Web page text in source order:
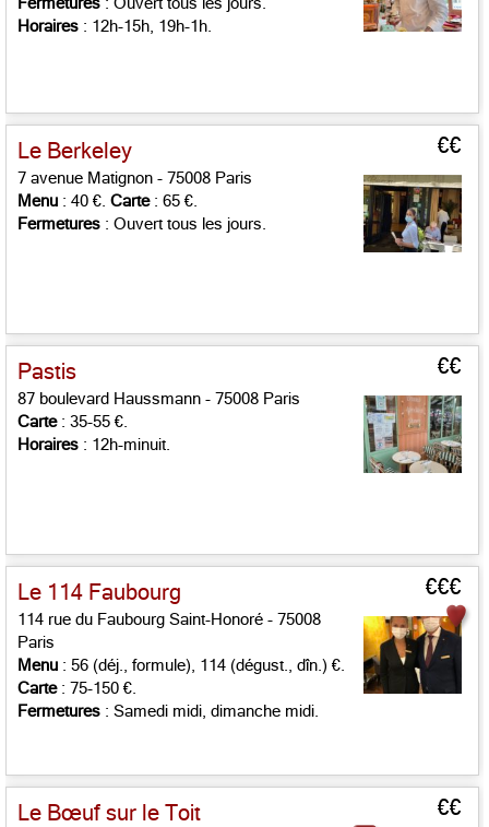
Horaires : 12h-15h, 19h-1h.
Le Berkeley €€
7 avenue Matignon - 75008 Paris
Menu : 40 €. Carte: 65 €.
Fermetures : Ouvert tous les jours.
Pastis €€
87 boulevard Haussmann - 75008 Paris
Carte: 35-55 €.
Horaires : 12h-minuit.
Le 114 Faubourg €€€
114 rue du Faubourg Saint-Honoré - 75008
Paris
Menu : 56 (déj., formule), 114 (dégust., dîn.) €.
Carte: 75-150 €.
Fermetures : Samedi midi, dimanche midi.
Le Bœuf sur le Toit €€